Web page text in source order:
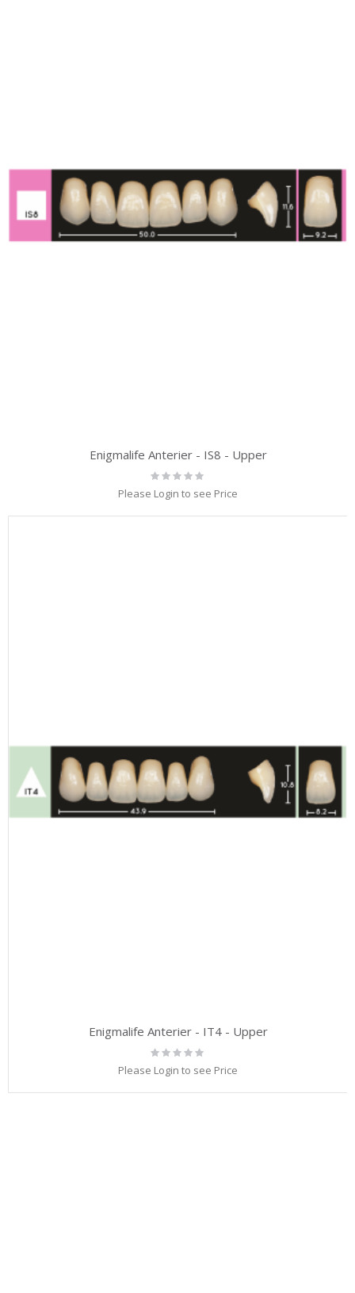
Enigmalife Anterier - IS8 - Upper
Rating:
0%
Please Login to see Price
Enigmalife Anterier - IT4 - Upper
Rating:
0%
Please Login to see Price